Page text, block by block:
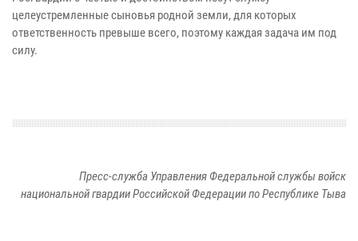
целеустремленные сыновья родной земли, для которых
ответственность превыше всего, поэтому каждая задача им под
силу.
Пресс-служба Управления Федеральной службы войск
национальной гвардии Российской Федерации по Республике Тыва